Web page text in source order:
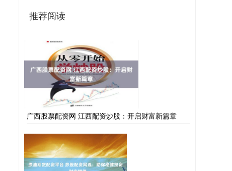
推荐阅读
广西股票配资网 江西配资炒股：开启财富新篇章